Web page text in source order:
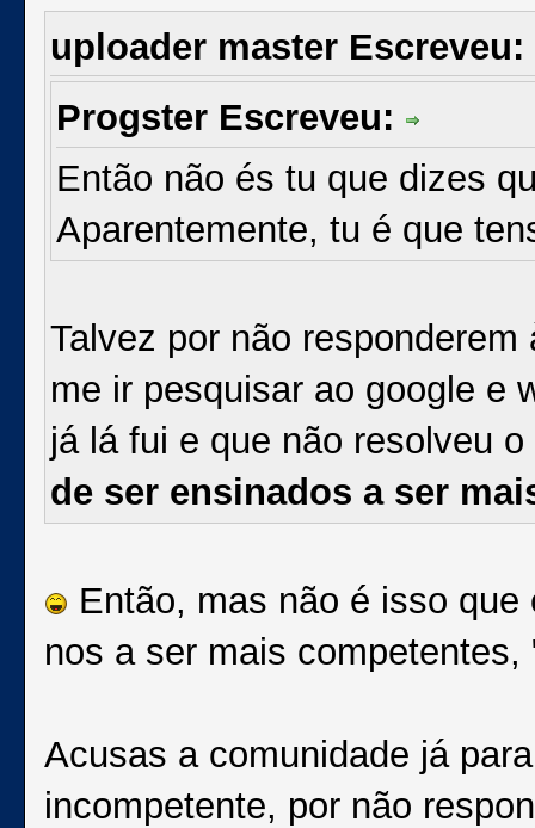
uploader master Escreveu:
Progster Escreveu:
Então não és tu que dizes
Aparentemente, tu é que
Talvez por não
me ir pesquisar ao google e
já lá fui e que não resolveu
de ser ensinados a ser
Então, mas não é isso
nos a ser mais competentes,
Acusas a comunidade já
incompetente, por não